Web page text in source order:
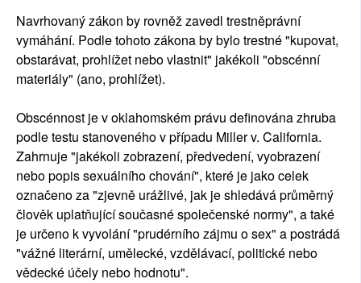
Navrhovaný zákon by rovněž zavedl trestněprávní
vymáhání. Podle tohoto zákona by bylo trestné "kupovat,
obstarávat, prohlížet nebo vlastnit" jakékoli "obscénní
materiály" (ano, prohlížet).
Obscénnost je v oklahomském právu definována zhruba
podle testu stanoveného v případu Miller v. California.
Zahrnuje "jakékoli zobrazení, předvedení, vyobrazení
nebo popis sexuálního chování", které je jako celek
označeno za "zjevně urážlivé, jak je shledává průměrný
člověk uplatňující současné společenské normy", a také
je určeno k vyvolání "prudérního zájmu o sex" a postrádá
"vážné literární, umělecké, vzdělávací, politické nebo
vědecké účely nebo hodnotu".